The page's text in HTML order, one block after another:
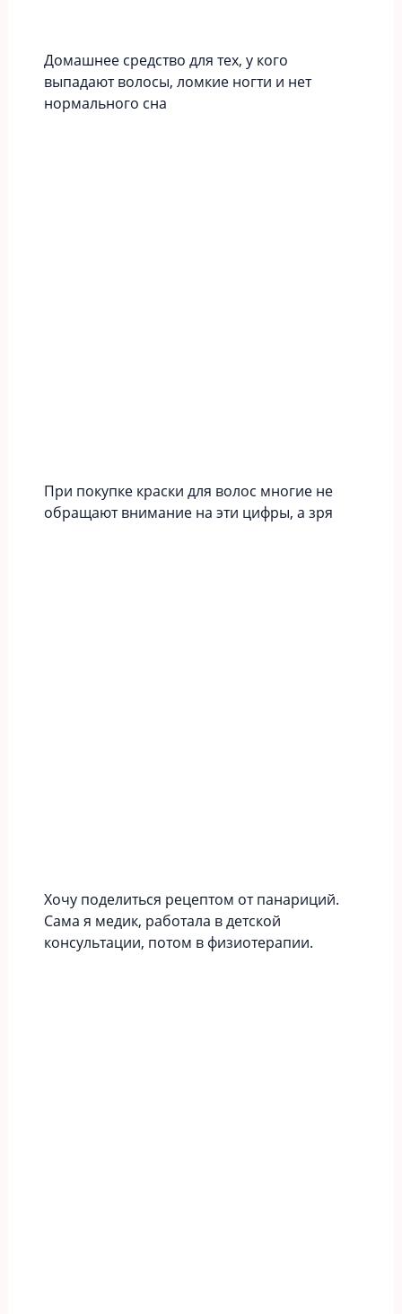
Домашнее средство для тех, у кого
выпадают волосы, ломкие ногти и нет
нормального сна
При покупке краски для волос многие не
обращают внимание на эти цифры, а зря
Хочу поделиться рецептом от панариций.
Сама я медик, работала в детской
консультации, потом в физиотерапии.